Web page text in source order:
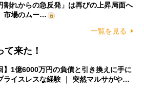
割れからの急反発」は再びの上昇局面へ
市場のムー…
一覧を見る
来た！
】1億6000万円の負債と引き換えに手に
ライスレスな経験 ｜ 突然マルサがや…